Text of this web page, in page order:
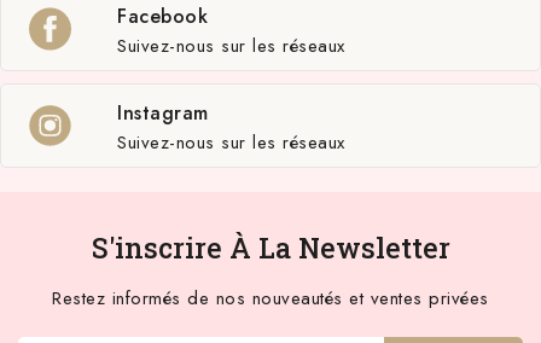
Facebook
Suivez-nous sur les réseaux
Instagram
Suivez-nous sur les réseaux
S'inscrire À La Newsletter
Restez informés de nos nouveautés et ventes privées